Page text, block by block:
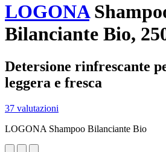
LOGONA
Bilanciante Bio,
Detersione rinfrescante
leggera e fresca
37 valutazioni
LOGONA Shampoo Bilanciante Bio